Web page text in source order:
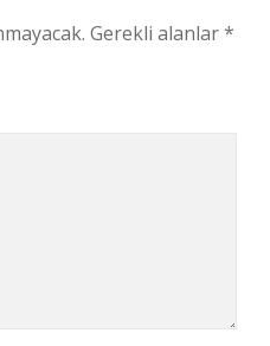
Gerekli alanlar*